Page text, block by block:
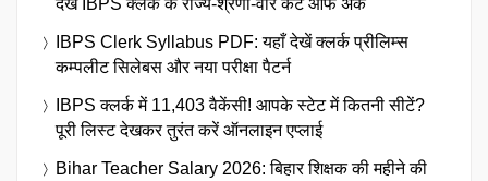
देखें IBPS क्लर्क के राज्य-श्रेणी-वार कट ऑफ अंक
IBPS Clerk Syllabus PDF: यहाँ देखें क्लर्क प्रीलिम्स
कम्पलीट सिलेबस और नया परीक्षा पैटर्न
IBPS क्लर्क में 11,403 वैकेंसी! आपके स्टेट में कितनी सीटें?
पूरी लिस्ट देखकर तुरंत करें ऑनलाइन एप्लाई
Bihar Teacher Salary 2026: बिहार शिक्षक की महीने की